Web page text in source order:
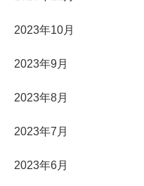
2023年10月
2023年9月
2023年8月
2023年7月
2023年6月